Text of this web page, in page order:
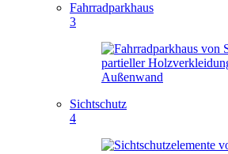
Fahrradparkhaus
3
Sichtschutz
4